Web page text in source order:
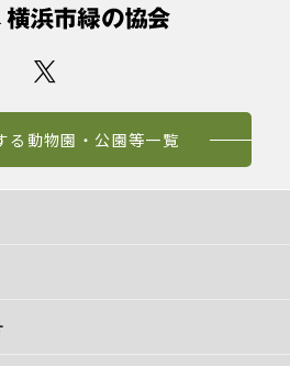
る動物園・公園等一覧